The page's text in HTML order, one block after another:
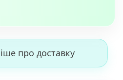
про доставку